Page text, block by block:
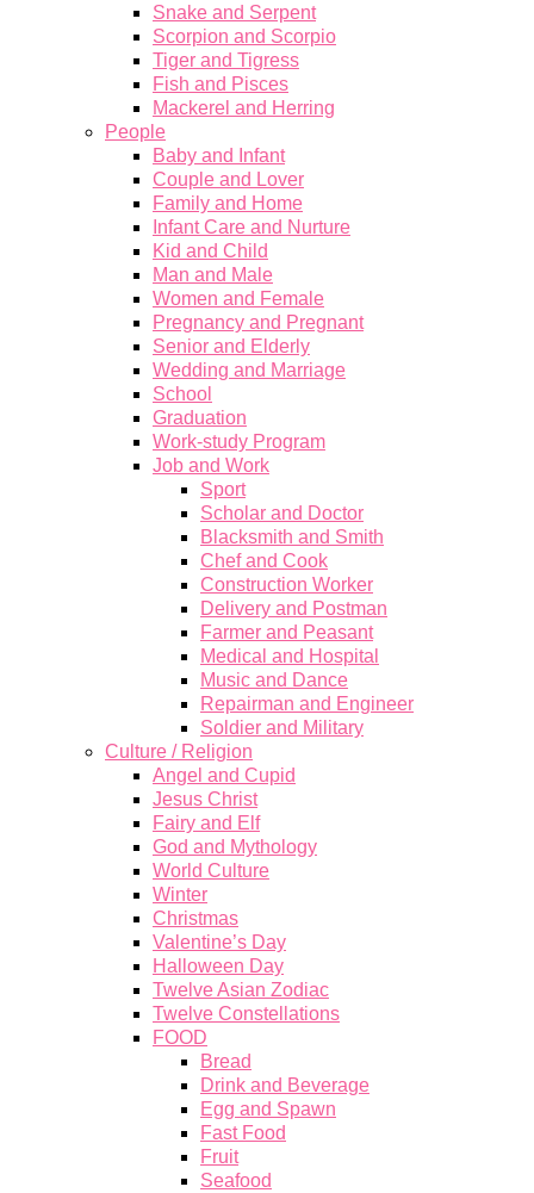
Snake and Serpent
Scorpion and Scorpio
Tiger and Tigress
Fish and Pisces
Mackerel and Herring
People
Baby and Infant
Couple and Lover
Family and Home
Infant Care and Nurture
Kid and Child
Man and Male
Women and Female
Pregnancy and Pregnant
Senior and Elderly
Wedding and Marriage
School
Graduation
Work-study Program
Job and Work
Sport
Scholar and Doctor
Blacksmith and Smith
Chef and Cook
Construction Worker
Delivery and Postman
Farmer and Peasant
Medical and Hospital
Music and Dance
Repairman and Engineer
Soldier and Military
Culture / Religion
Angel and Cupid
Jesus Christ
Fairy and Elf
God and Mythology
World Culture
Winter
Christmas
Valentine’s Day
Halloween Day
Twelve Asian Zodiac
Twelve Constellations
FOOD
Bread
Drink and Beverage
Egg and Spawn
Fast Food
Fruit
Seafood